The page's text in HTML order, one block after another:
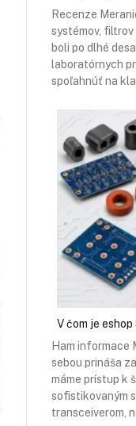
Recenze
systémov,
boli po dlhé
laboratórnych
spoľahnúť na
V čom je
Ham informace
sebou prináša
máme prístup k
sofistikovaným
transceiverom,